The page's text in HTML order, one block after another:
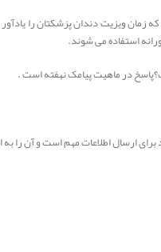
در ماهیت پیامک نهفته است .
ارسال اطلاعات مهم است و آن را به